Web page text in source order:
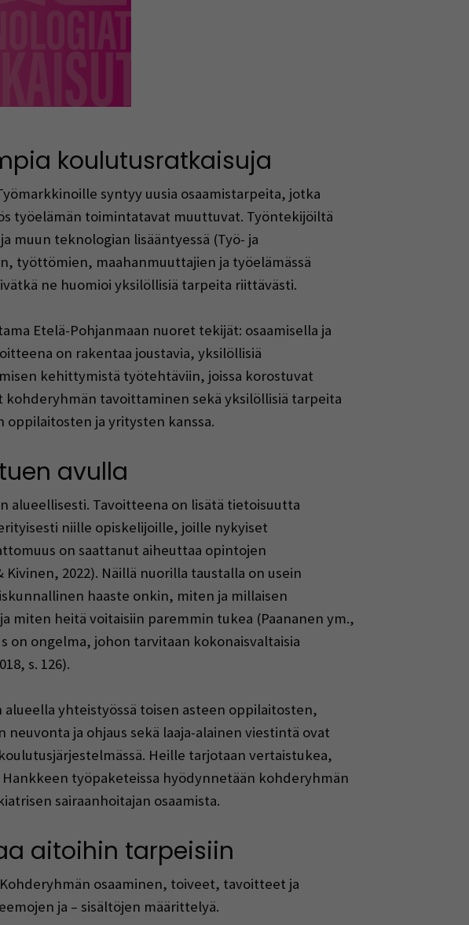
koulutusratkaisuja
syntyy uusia osaamistarpeita, jotka
työelämän toimintatavat muuttuvat. Työntekijöiltä
muun teknologian lisääntyessä (Työ- ja
työttömien, maahanmuuttajien ja työelämässä
ne huomioi yksilöllisiä tarpeita riittävästi.
Etelä-Pohjanmaan nuoret tekijät: osaamisella ja
on rakentaa joustavia, yksilöllisiä
kehittymistä työtehtäviin, joissa korostuvat
tavoittaminen sekä yksilöllisiä tarpeita
ja yritysten kanssa.
avulla
Tavoitteena on lisätä tietoisuutta
niille opiskelijoille, joille nykyiset
on saattanut aiheuttaa opintojen
2022). Näillä nuorilla taustalla on usein
haaste onkin, miten ja millaisen
miten heitä voitaisiin paremmin tukea (Paananen ym.,
on ongelma, johon tarvitaan kokonaisvaltaisia
s. 126).
yhteistyössä toisen asteen oppilaitosten,
ja ohjaus sekä laaja-alainen viestintä ovat
Heille tarjotaan vertaistukea,
työpaketeissa hyödynnetään kohderyhmän
sairaanhoitajan osaamista.
aitoihin tarpeisiin
osaaminen, toiveet, tavoitteet ja
ja – sisältöjen määrittelyä.